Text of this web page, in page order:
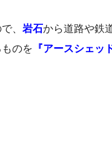
、 岩石から道路や鉄
のを 『アースシェッ